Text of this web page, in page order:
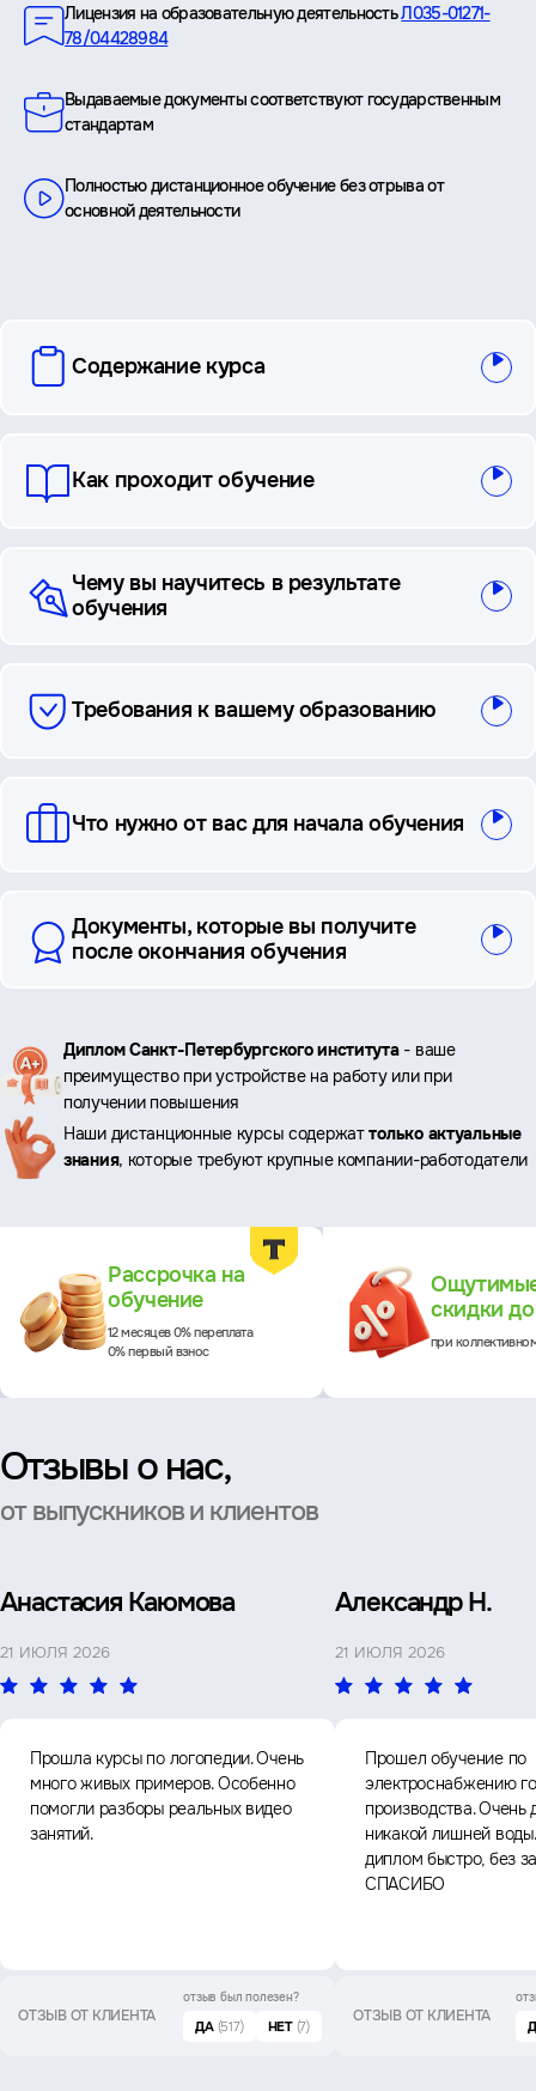
Лицензия на образовательную деятельностьЛ035-01271-
78/04428984
Выдаваемые документы соответствуют государственным
стандартам
Полностью дистанционное обучение без отрыва от
основной деятельности
вопросы
Содержание курса
Как проходит обучение
Чему вы научитесь в результате
обучения
Требования к вашему образованию
Что нужно от вас для начала обучения
Документы, которые вы получите
после окончания обучения
Ключевые
преимущества
Диплом Санкт-Петербургского института- ваше
преимущество при устройстве на работу или при
получении повышения
Наши дистанционные курсы содержаттолько актуальные
знания, которые требуют крупные компании-работодатели
Рассрочка на
обучение
12 месяцев 0% переплата
0% первый взнос
скидки
при
Отзывы о нас,
от выпускников и клиентов
Анастасия Каюмова
21 ИЮЛЯ 2026
Прошла курсы по логопедии. Очень
много живых примеров. Особенно
помогли разборы реальных видео
занятий.
ОТЗЫВ ОТ КЛИЕНТА
отзыв был полезен?
ДА (517) НЕТ (7)
Александр Н.
21 ИЮЛЯ 2026
Прошел обучение по
электроснабжению
производства. Очень
никакой лишней
диплом быстро, без
СПАСИБО
ОТЗЫВ ОТ КЛИЕНТА